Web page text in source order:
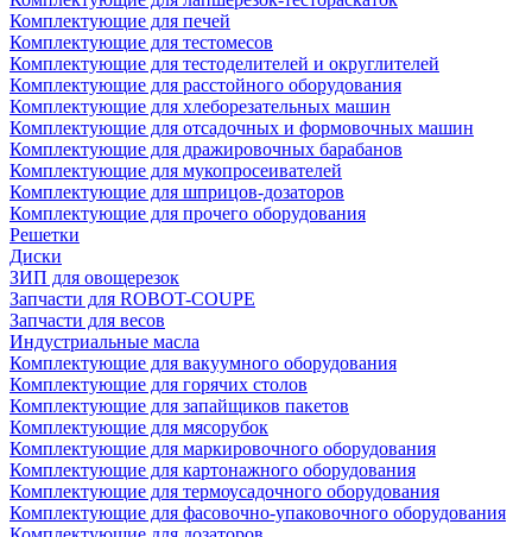
Комплектующие для печей
Комплектующие для тестомесов
Комплектующие для тестоделителей и округлителей
Комплектующие для расстойного оборудования
Комплектующие для хлеборезательных машин
Комплектующие для отсадочных и формовочных машин
Комплектующие для дражировочных барабанов
Комплектующие для мукопросеивателей
Комплектующие для шприцов-дозаторов
Комплектующие для прочего оборудования
Решетки
Диски
ЗИП для овощерезок
Запчасти для ROBOT-COUPE
Запчасти для весов
Индустриальные масла
Комплектующие для вакуумного оборудования
Комплектующие для горячих столов
Комплектующие для запайщиков пакетов
Комплектующие для мясорубок
Комплектующие для маркировочного оборудования
Комплектующие для картонажного оборудования
Комплектующие для термоусадочного оборудования
Комплектующие для фасовочно-упаковочного оборудования